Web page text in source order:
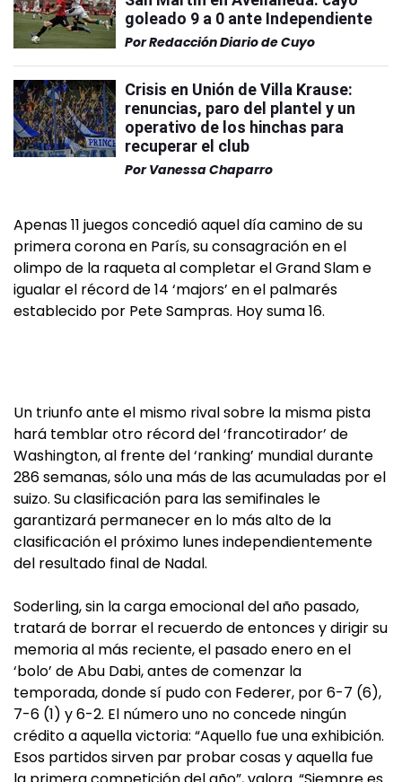
goleado 9 a 0 ante Independiente
PorRedacción Diario de Cuyo
Crisis en Unión de Villa Krause:
renuncias, paro del plantel y un
operativo de los hinchas para
recuperar el club
Por Vanessa Chaparro
Apenas 11 juegos concedió aquel día camino de su
primera corona en París, su consagración en el
olimpo de la raqueta al completar el Grand Slam e
igualar el récord de 14 ‘majors’ en el palmarés
establecido por Pete Sampras. Hoy suma 16.
Un triunfo ante el mismo rival sobre la misma pista
hará temblar otro récord del ‘francotirador’ de
Washington, al frente del ‘ranking’ mundial durante
286 semanas, sólo una más de las acumuladas por el
suizo. Su clasificación para las semifinales le
garantizará permanecer en lo más alto de la
clasificación el próximo lunes independientemente
del resultado final de Nadal.
Soderling, sin la carga emocional del año pasado,
tratará de borrar el recuerdo de entonces y dirigir su
memoria al más reciente, el pasado enero en el
‘bolo’ de Abu Dabi, antes de comenzar la
temporada, donde sí pudo con Federer, por 6-7 (6),
7-6 (1) y 6-2. El número uno no concede ningún
crédito a aquella victoria: “Aquello fue una exhibición.
Esos partidos sirven par probar cosas y aquella fue